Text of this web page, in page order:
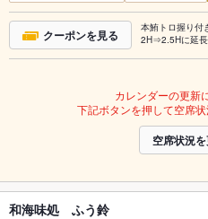
クーポンを見る
本鮪トロ握り付
2H⇒2.5Hに延
カレンダーの更新
下記ボタンを押して空席状
空席状況
和海味処 ふう鈴